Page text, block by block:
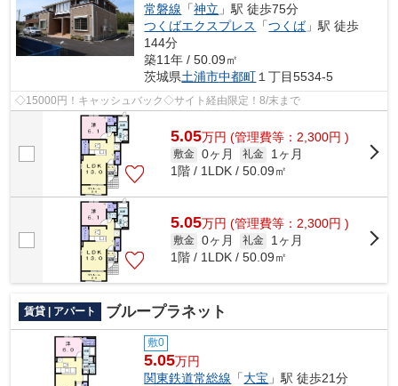
常磐線 「神立 」駅 徒歩75分
つくばエクスプレス
「つくば」駅 徒歩
144分
築11年 / 50.09㎡
茨城県土浦市中都町 １丁目5534-5
◇15000円！キャッシュバック◇サイト経由限定！8/末まで
5.05万円 (管理費等：2,300円 )
敷金 0ヶ月 礼金
1ヶ月
1階 / 1LDK / 50.09㎡
5.05万円 (管理費等：2,300円 )
敷金 0ヶ月 礼金
1ヶ月
1階 / 1LDK / 50.09㎡
賃貸 | アパート ブループラネット
敷0
5.05万円
関東鉄道常総線 「大宝 」駅 徒歩21分